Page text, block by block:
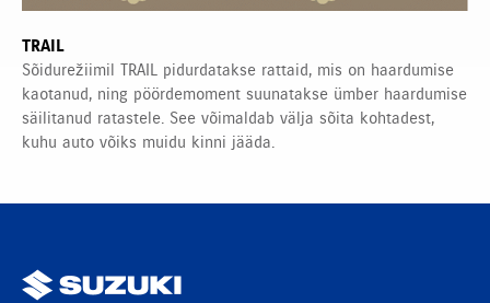
TRAIL
Sõidurežiimil TRAIL pidurdatakse rattaid, mis on haardumise
kaotanud, ning pöördemoment suunatakse ümber haardumise
säilitanud ratastele. See võimaldab välja sõita kohtadest,
kuhu auto võiks muidu kinni jääda.